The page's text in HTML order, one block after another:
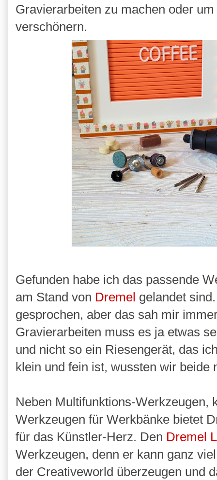
Gravierarbeiten zu machen oder
verschönern.
Gefunden habe ich das passende
am Stand von Dremel gelandet
gesprochen, aber das sah mir
Gravierarbeiten muss es ja etwas
und nicht so ein Riesengerät, das
klein und fein ist, wussten wir beide
Neben Multifunktions-Werkzeugen,
Werkzeugen für Werkbänke bietet
für das Künstler-Herz. Den Dremel
Werkzeugen, denn er kann ganz
der Creativeworld überzeugen und